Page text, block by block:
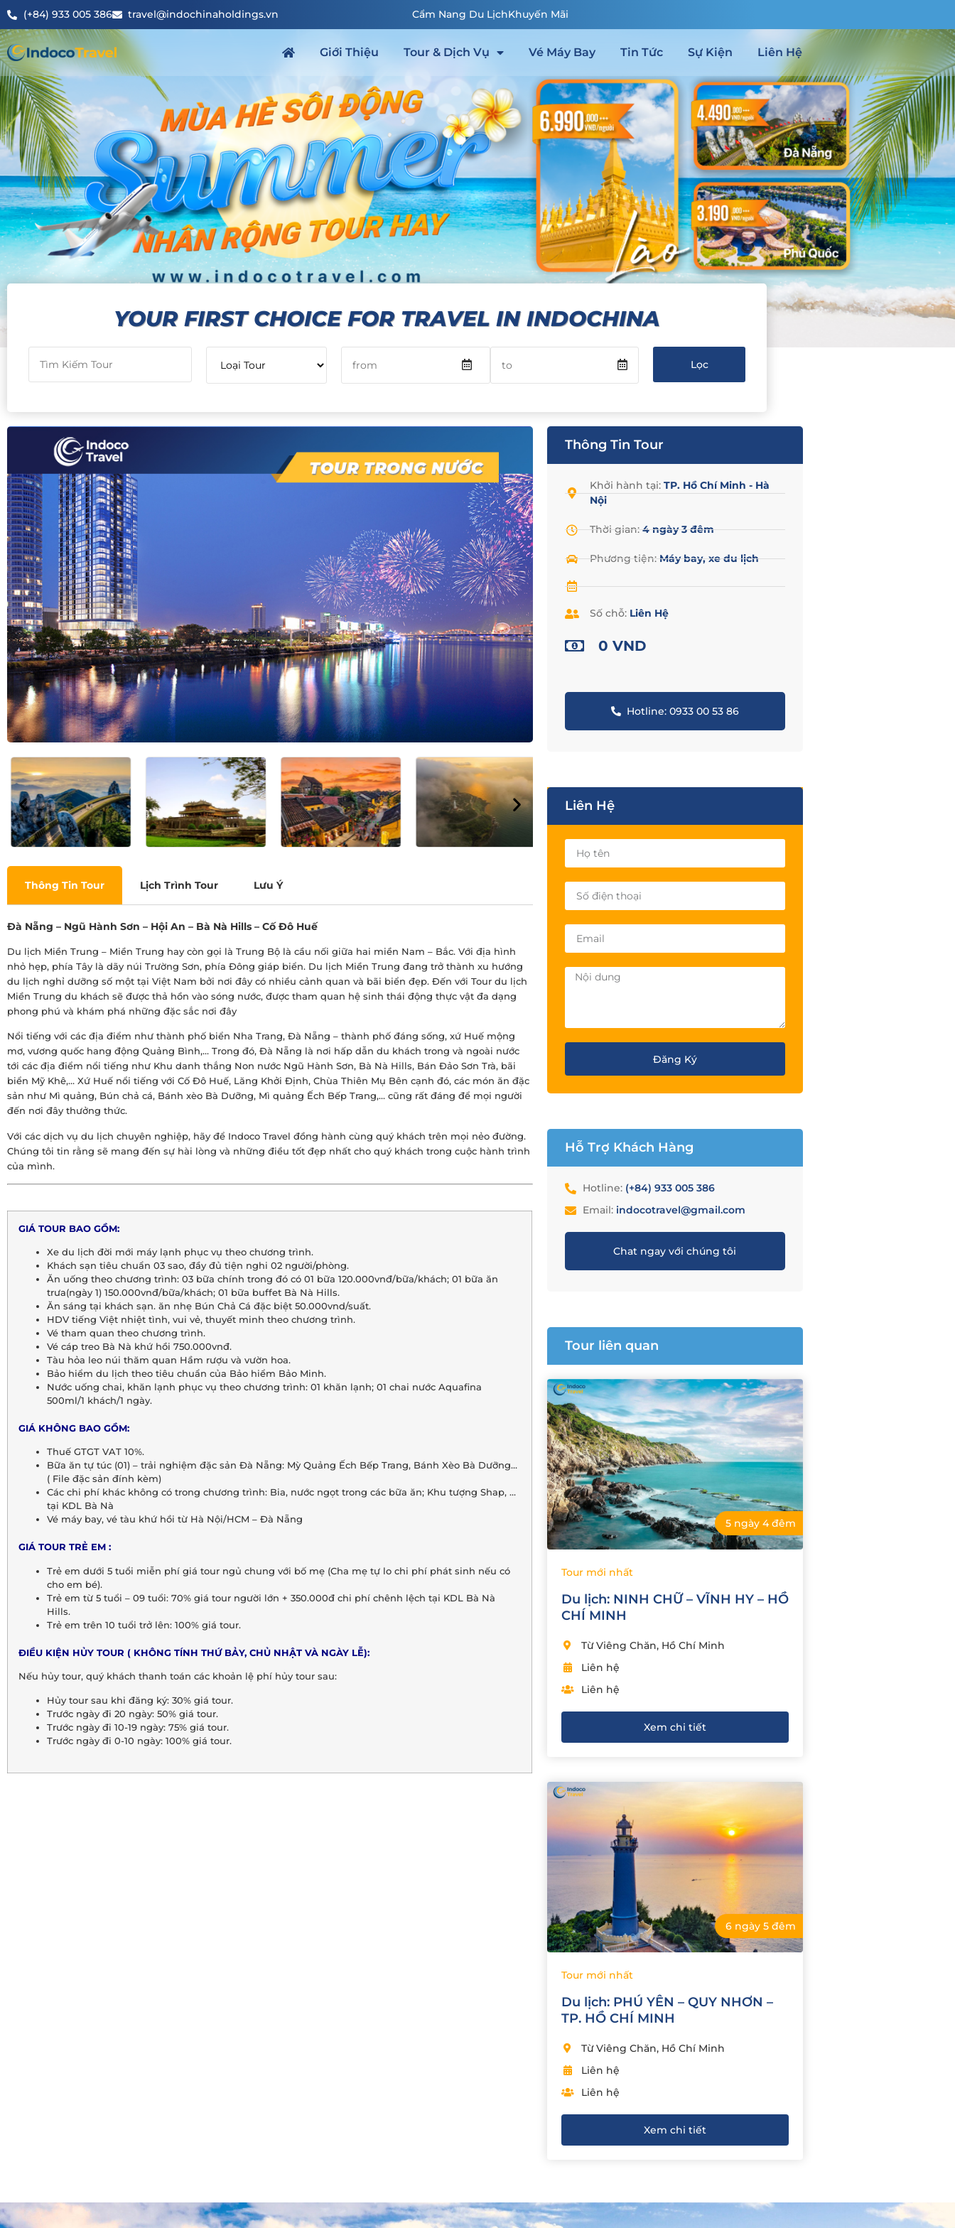
(+84) 933 005 386 travel@indochinaholdings.vn Cẩm Nang Du LịchKhuyến Mãi
Giới Thiệu Tour & Dịch Vụ Vé Máy Bay Tin Tức Sự Kiện Liên Hệ
YOUR FIRST CHOICE FOR TRAVEL IN INDOCHINA​
Thông Tin Tour Lịch Trình Tour Lưu Ý
Đà Nẵng – Ngũ Hành Sơn – Hội An – Bà Nà Hills – Cố Đô Huế
Du lịch Miền Trung – Miền Trung hay còn gọi là Trung Bộ là cầu nối giữa hai miền Nam – Bắc. Với địa hình
nhỏ hẹp, phía Tây là dãy núi Trường Sơn, phía Đông giáp biển. Du lịch Miền Trung đang trở thành xu hướng
du lịch nghỉ dưỡng số một tại Việt Nam bởi nơi đây có nhiều cảnh quan và bãi biển đẹp. Đến với Tour du lịch
Miền Trung du khách sẽ được thả hồn vào sóng nước, được tham quan hệ sinh thái động thực vật đa dạng
phong phú và khám phá những đặc sắc nơi đây
Nổi tiếng với các địa điểm như thành phố biển Nha Trang, Đà Nẵng – thành phố đáng sống, xứ Huế mộng
mơ, vương quốc hang động Quảng Bình,… Trong đó, Đà Nẵng là nơi hấp dẫn du khách trong và ngoài nước
tới các địa điểm nổi tiếng như Khu danh thắng Non nước Ngũ Hành Sơn, Bà Nà Hills, Bán Đảo Sơn Trà, bãi
biển Mỹ Khê,… Xứ Huế nổi tiếng với Cố Đô Huế, Lăng Khởi Định, Chùa Thiên Mụ Bên cạnh đó, các món ăn đặc
sản như Mì quảng, Bún chả cá, Bánh xèo Bà Dưỡng, Mì quảng Ếch Bếp Trang,… cũng rất đáng để mọi người
đến nơi đây thưởng thức.
Với các dịch vụ du lịch chuyên nghiệp, hãy để Indoco Travel đồng hành cùng quý khách trên mọi nẻo đường.
Chúng tôi tin rằng sẽ mang đến sự hài lòng và những điều tốt đẹp nhất cho quý khách trong cuộc hành trình
của mình.
GIÁ TOUR BAO GỒM:
Xe du lịch đời mới máy lạnh phục vụ theo chương trình.
Khách sạn tiêu chuẩn 03 sao, đầy đủ tiện nghi 02 người/phòng.
Ăn uống theo chương trình: 03 bữa chính trong đó có 01 bữa 120.000vnđ/bữa/khách; 01 bữa ăn
trưa(ngày 1) 150.000vnđ/bữa/khách; 01 bữa buffet Bà Nà Hills.
Ăn sáng tại khách sạn. ăn nhẹ Bún Chả Cá đặc biệt 50.000vnd/suất.
HDV tiếng Việt nhiệt tình, vui vẻ, thuyết minh theo chương trình.
Vé tham quan theo chương trình.
Vé cáp treo Bà Nà khứ hồi 750.000vnđ.
Tàu hỏa leo núi thăm quan Hầm rượu và vườn hoa.
Bảo hiểm du lịch theo tiêu chuẩn của Bảo hiểm Bảo Minh.
Nước uống chai, khăn lạnh phục vụ theo chương trình: 01 khăn lạnh; 01 chai nước Aquafina
500ml/1 khách/1 ngày.
GIÁ KHÔNG BAO GỒM:
Thuế GTGT VAT 10%.
Bữa ăn tự túc (01) – trải nghiệm đặc sản Đà Nẵng: Mỳ Quảng Ếch Bếp Trang, Bánh Xèo Bà Dưỡng…
( File đặc sản đính kèm)
Các chi phí khác không có trong chương trình: Bia, nước ngọt trong các bữa ăn; Khu tượng Shap, …
tại KDL Bà Nà
Vé máy bay, vé tàu khứ hồi từ Hà Nội/HCM – Đà Nẵng
GIÁ TOUR TRẺ EM :
Trẻ em dưới 5 tuổi miễn phí giá tour ngủ chung với bố mẹ (Cha mẹ tự lo chi phí phát sinh nếu có
cho em bé).
Trẻ em từ 5 tuổi – 09 tuổi: 70% giá tour người lớn + 350.000đ chi phí chênh lệch tại KDL Bà Nà
Hills.
Trẻ em trên 10 tuổi trở lên: 100% giá tour.
ĐIỀU KIỆN HỦY TOUR ( KHÔNG TÍNH THỨ BẢY, CHỦ NHẬT VÀ NGÀY LỄ):
Nếu hủy tour, quý khách thanh toán các khoản lệ phí hủy tour sau:
Hủy tour sau khi đăng ký: 30% giá tour.
Trước ngày đi 20 ngày: 50% giá tour.
Trước ngày đi 10-19 ngày: 75% giá tour.
Trước ngày đi 0-10 ngày: 100% giá tour.
Thông Tin Tour
Khởi hành tại: TP. Hồ Chí Minh - Hà
Nội
Thời gian:4 ngày 3 đêm
Phương tiện:Máy bay, xe du lịch
Số chỗ: Liên Hệ
0 VND
Hotline: 0933 00 53 86
Liên Hệ
Đăng Ký
Hỗ Trợ Khách Hàng
Hotline: (+84) 933 005 386
Email: indocotravel@gmail.com
Chat ngay với chúng tôi
Tour liên quan
5 ngày 4 đêm
Tour mới nhất
Du lịch: NINH CHỮ – VĨNH HY – HỒ
CHÍ MINH
Từ Viêng Chăn, Hồ Chí Minh
Liên hệ
Liên hệ
Xem chi tiết
6 ngày 5 đêm
Tour mới nhất
Du lịch: PHÚ YÊN – QUY NHƠN –
TP. HỒ CHÍ MINH
Từ Viêng Chăn, Hồ Chí Minh
Liên hệ
Liên hệ
Xem chi tiết